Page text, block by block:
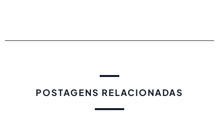
POSTAGENS RELACIONADAS